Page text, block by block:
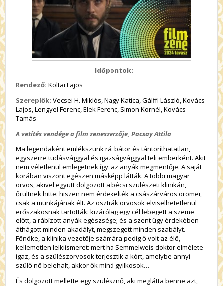
Időpontok:
Rendező: Koltai Lajos
Szereplők: Vecsei H. Miklós, Nagy Katica, Gálffi László, Kovács
Lajos, Lengyel Ferenc, Elek Ferenc, Simon Kornél, Kovács
Tamás
A vetítés vendége a film zeneszerzője, Pacsay Attila
Ma legendaként emlékszünk rá: bátor és tántoríthatatlan,
egyszerre tudásvággyal és igazságvággyal teli emberként. Akit
nem véletlenül emlegetnek így: az anyák megmentője. A saját
korában viszont egészen másképp látták. A többi magyar
orvos, akivel együtt dolgozott a bécsi szülészeti klinikán,
őrültnek hitte: hiszen nem érdekelték a császárváros örömei,
csak a munkájának élt. Az osztrák orvosok elviselhetetlenül
erőszakosnak tartották: kizárólag egy cél lebegett a szeme
előtt, a rábízott anyák egészsége; és a szent ügy érdekében
áthágott minden akadályt, megszegett minden szabályt.
Főnöke, a klinika vezetője számára pedig ő volt az élő,
kellemetlen lelkiismeret: mert ha Semmelweis doktor elmélete
igaz, és a szülészorvosok terjesztik a kórt, amelybe annyi
szülő nő belehalt, akkor ők mind gyilkosok…
És dolgozott mellette egy szülésznő, aki meglátta benne azt,